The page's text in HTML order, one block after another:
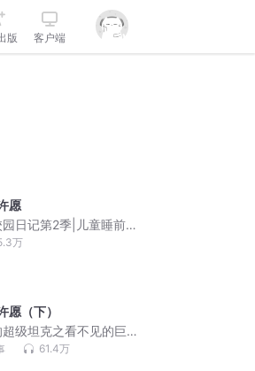
版 客户端
愿
园日记第2季|儿童睡前
万
愿（下）
级坦克之看不见的巨
故事 61.4万